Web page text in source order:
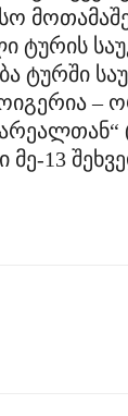
ტურის
ტურში
–
13